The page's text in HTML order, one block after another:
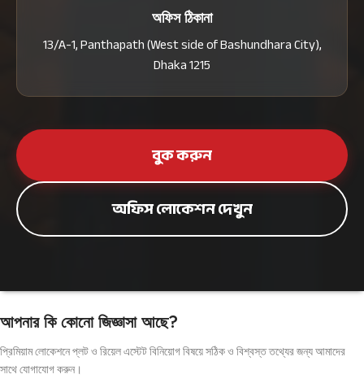
অফিস ঠিকানা
13/A-1, Panthapath (West side of Bashundhara City),
Dhaka 1215
বুক করুন
অফিস লোকেশন দেখুন
আপনার কি কোনো জিজ্ঞাসা আছে?
প্রিমিয়াম লোকেশনে প্লট ও রিয়েল এস্টেট বিনিয়োগ বিষয়ে সঠিক ও বিশ্বস্ত তথ্যের জন্য আমাদের
সাথে যোগাযোগ করুন।